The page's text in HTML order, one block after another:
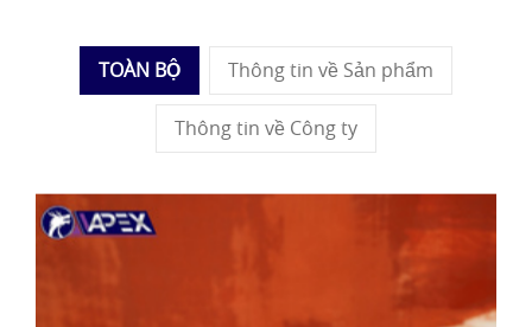
TOÀN BỘ Thông tin về Sản phẩm
Thông tin về Công ty